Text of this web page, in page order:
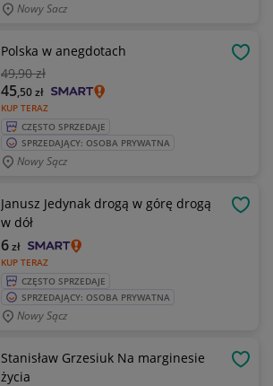
Nowy Sacz
Polska w anegdotach
49,90 zł
KUP TERAZ
45,50zł
CZĘSTO SPRZEDAJE
SPRZEDAJĄCY: OSOBA PRYWATNA
Nowy Sącz
Janusz Jedynak drogą w górę drogą
w dół
KUP TERAZ
6zł
CZĘSTO SPRZEDAJE
SPRZEDAJĄCY: OSOBA PRYWATNA
Nowy Sącz
Stanisław Grzesiuk Na marginesie
życia